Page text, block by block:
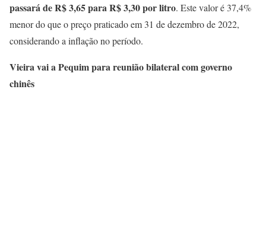
passará de R$ 3,65 para R$ 3,30 por litro. Este valor é 37,4%
menor do que o preço praticado em 31 de dezembro de 2022,
considerando a inflação no período.
Vieira vai a Pequim para reunião bilateral com governo
chinês